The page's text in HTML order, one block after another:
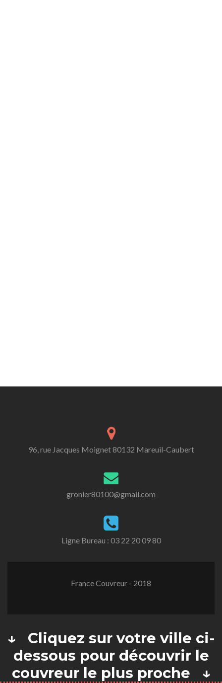
96, rue Jacques Moignet 80132 Mareuil-Caubert
gronier80100@gmail.com
Ligne Bureau : 03 22 20 09 80
France Couvreur - 2018
↓ Cliquez sur votre ville ci-
dessous pour découvrir le
couvreur le plus proche ↓